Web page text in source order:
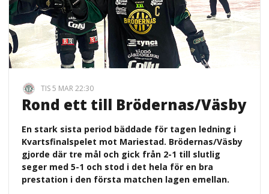
TIS 5 MAR 22:30
Rond ett till Brödernas/Väsby
En stark sista period bäddade för tagen ledning i
Kvartsfinalspelet mot Mariestad. Brödernas/Väsby
gjorde där tre mål och gick från 2-1 till slutlig
seger med 5-1 och stod i det hela för en bra
prestation i den första matchen lagen emellan.